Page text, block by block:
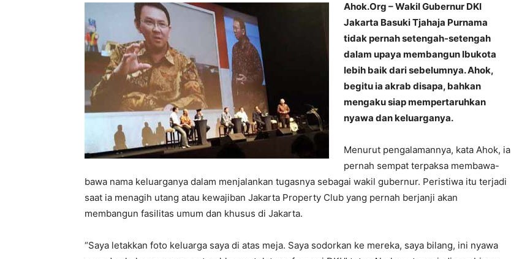
Ahok.Org – Wakil Gubernur DKI
Jakarta Basuki Tjahaja Purnama
tidak pernah setengah-setengah
dalam upaya membangun Ibukota
lebih baik dari sebelumnya. Ahok,
begitu ia akrab disapa, bahkan
mengaku siap mempertaruhkan
nyawa dan keluarganya.
Menurut pengalamannya, kata Ahok, ia
pernah sempat terpaksa membawa-
bawa nama keluarganya dalam menjalankan tugasnya sebagai wakil gubernur. Peristiwa itu terjadi
saat ia menagih utang atau kewajiban Jakarta Property Club yang pernah berjanji akan
membangun fasilitas umum dan khusus di Jakarta.
“Saya letakkan foto keluarga saya di atas meja. Saya sodorkan ke mereka, saya bilang, ini nyawa